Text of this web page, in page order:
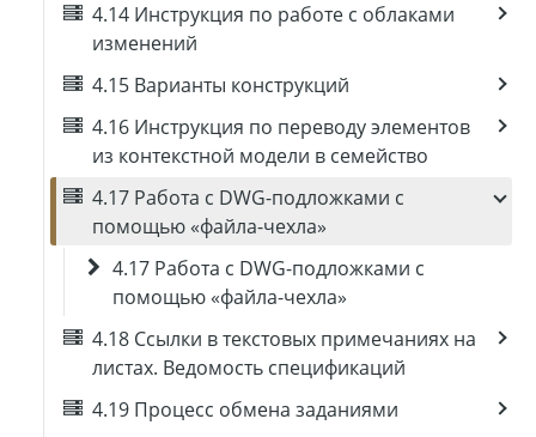
4.14 Инструкция по работе с облаками
изменений
4.15 Варианты конструкций
4.16 Инструкция по переводу элементов
из контекстной модели в семейство
4.17 Работа с DWG-подложками с
помощью «файла-чехла»
4.17 Работа с DWG-подложками с
помощью «файла-чехла»
4.18 Ссылки в текстовых примечаниях на
листах. Ведомость спецификаций
4.19 Процесс обмена заданиями